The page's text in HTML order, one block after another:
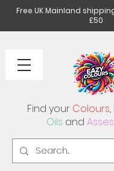
Find your Colours,
Oils and
Free UK Mainland
£50